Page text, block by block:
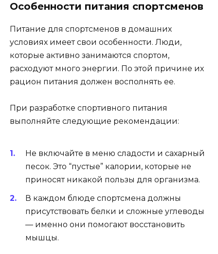
Особенности питания спортсменов
Питание для спортсменов в домашних
условиях имеет свои особенности. Люди,
которые активно занимаются спортом,
расходуют много энергии. По этой причине их
рацион питания должен восполнять ее.
При разработке спортивного питания
выполняйте следующие рекомендации:
Не включайте в меню сладости и сахарный
песок. Это “пустые” калории, которые не
приносят никакой пользы для организма.
В каждом блюде спортсмена должны
присутствовать белки и сложные углеводы
— именно они помогают восстановить
мышцы.